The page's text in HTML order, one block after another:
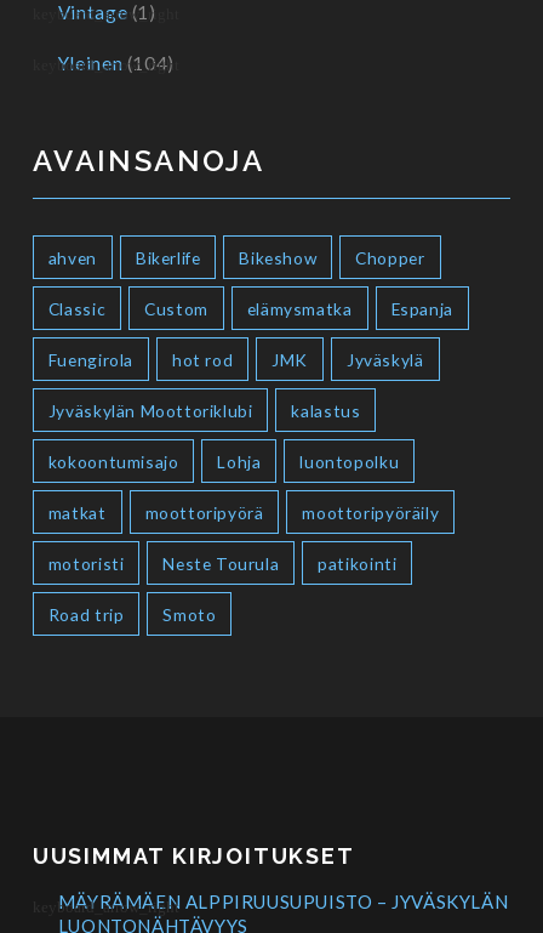
Vintage (1)
Yleinen (104)
AVAINSANOJA
ahven Bikerlife Bikeshow Chopper
Classic Custom elämysmatka Espanja
Fuengirola hot rod JMK Jyväskylä
Jyväskylän Moottoriklubi kalastus
kokoontumisajo Lohja luontopolku
matkat moottoripyörä moottoripyöräily
motoristi Neste Tourula patikointi
Road trip Smoto
UUSIMMAT KIRJOITUKSET
MÄYRÄMÄEN ALPPIRUUSUPUISTO – JYVÄSKYLÄN
LUONTONÄHTÄVYYS